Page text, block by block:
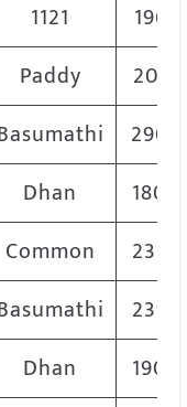
1121
1963
Paddy
2019
2900
Dhan
1800
Common
2305
2390
Dhan
1900